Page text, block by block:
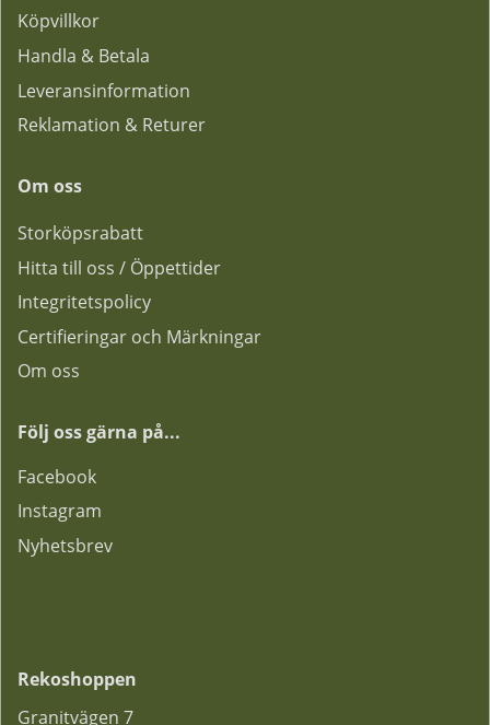
Köpvillkor
Handla & Betala
Leveransinformation
Reklamation & Returer
Om oss
Storköpsrabatt
Hitta till oss / Öppettider
Integritetspolicy
Certifieringar och Märkningar
Om oss
Följ oss gärna på...
Facebook
Instagram
Nyhetsbrev
Rekoshoppen
Granitvägen 7